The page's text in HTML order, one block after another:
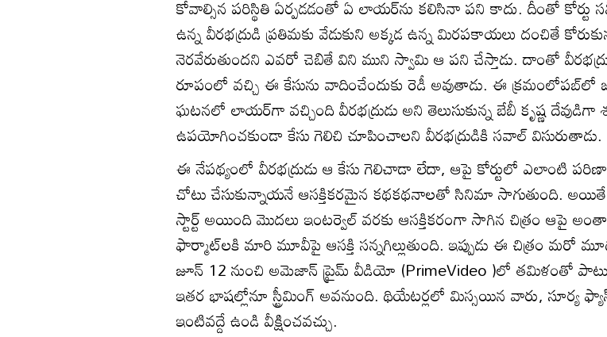
కోవాల్సిన ప‌రిస్థితి ఏర్ప‌డ‌డంతో ఏ లాయ‌ర్‌ను క‌లిసినా ప‌ని కాదు. దీంతో కోర్టు
ఉన్న వీర‌భ‌ద్రుడి ప్ర‌తిమ‌కు వేడుకుని అక్క‌డ ఉన్న మిర‌ప‌కాయ‌లు దంచితే
నెర‌వేరుతుంద‌ని ఎవ‌రో చెబితే విని ముని స్వామి ఆ ప‌ని చేస్తాడు. దాంతో
రూపంలో వ‌చ్చి ఈ కేసును వాదించేందుకు రెడీ అవుతాడు. ఈ క్ర‌మంలోప‌బ్‌లో
ఘ‌ట‌న‌లో లాయ‌ర్‌గా వ‌చ్చింది వీర‌భ‌ద్రుడు అని తెలుసుకున్న బేబీ కృష్ణ దేవుడిగా
ఉప‌యోగించకుండా కేసు గెలిచి చూపించాల‌ని వీర‌భ‌ద్రుడికి స‌వాల్ విసురుతాడు.
ఈ నేప‌థ్యంలో వీర‌భ‌ద్రుడు ఆ కేసు గెలిచాడా లేదా, ఆపై కోర్టులో ఎలాంటి
చోటు చేసుకున్నాయ‌నే ఆస‌క్తిక‌ర‌మైన క‌థ‌క‌థ‌నాల‌తో సినిమా సాగుతుంది.
స్టార్ట్ అయింది మొద‌లు ఇంట‌ర్వెల్ వ‌ర‌కు ఆస‌క్తిక‌రంగా సాగిన చిత్రం ఆపై అంతా
ఫార్మాట్‌ల‌కి మారి మూవీపై ఆస‌క్తి స‌న్న‌గిల్లుతుంది. ఇప్పుడు ఈ చిత్రం మ‌రో
జూన్ 12 నుంచి అమెజాన్ ప్రైమ్ వీడియో (PrimeVideo )లో త‌మిళంతో పాటు
ఇత‌ర భాష‌ల్లోనూ స్ట్రీమింగ్‌ అవ‌నుంది. థియేట‌ర్ల‌లో మిస్స‌యిన వారు, సూర్య
ఇంటివ‌ద్దే ఉండి వీక్షించ‌వ‌చ్చు.